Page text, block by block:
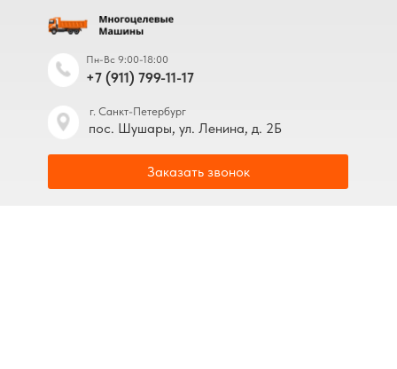
+7 (911) 799-11-17
Пн-Вс 9:00-18:00
Заказать звонок
пос. Шушары, ул. Ленина, д. 2Б
г. Санкт-Петербург